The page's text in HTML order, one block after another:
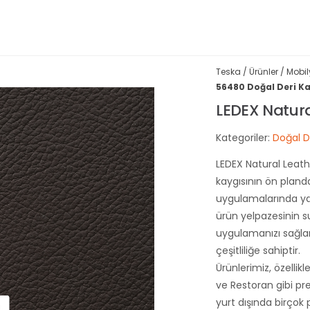
Teska /Ürünler /
56480 Doğal Deri
LEDEX
Kategoriler:Doğal
LEDEX Natural
kaygısının ön
uygulamalarında
ürün yelpazesinin
uygulamanızı
çeşitliliğe sahiptir.
Ürünlerimiz,
ve Restoran gibi
yurt dışında